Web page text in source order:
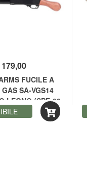
179,00
FUCILE A
SA-VGS14
LEGNO (SPE-02-